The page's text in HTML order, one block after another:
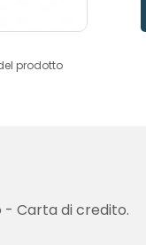
prodotto
- Carta di credito.